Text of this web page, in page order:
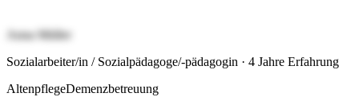
Anna Müller
Sozialarbeiter/in / Sozialpädagoge/-pädagogin · 4 Jahre Erfahrung
AltenpflegeDemenzbetreuung